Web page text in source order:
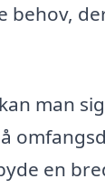
behov,
man
en